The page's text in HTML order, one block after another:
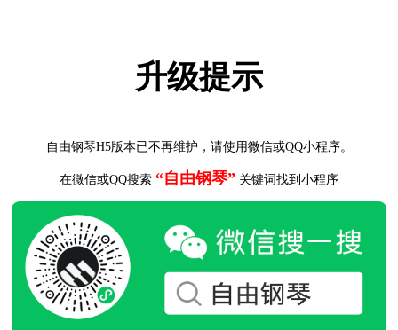
升级提示
自由钢琴H5版本已不再维护，请使用微信或QQ小程序。
在微信或QQ搜索 “自由钢琴” 关键词找到小程序